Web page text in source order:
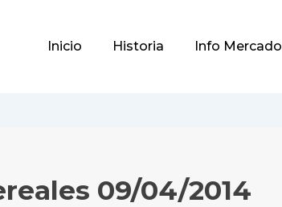
Main
Inicio Historia Info Mercado
09/04/2014